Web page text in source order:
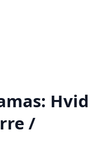
Hvid
/